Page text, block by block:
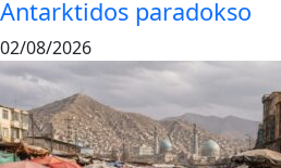
Antarktidos paradokso
02/08/2026